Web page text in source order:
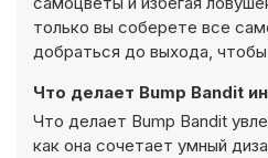
только вы соберете все
добраться до выхода,
Что делает Bump Bandit
Что делает Bump Bandit
как она сочетает умный